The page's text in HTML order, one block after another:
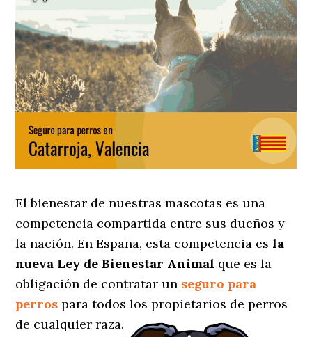
El bienestar de nuestras mascotas es una
competencia compartida entre sus dueños y
la nación. En España, esta competencia esla
nueva Ley de Bienestar Animal que es la
obligación de contratar un seguro para
perros para todos los propietarios de perros
de cualquier raza.